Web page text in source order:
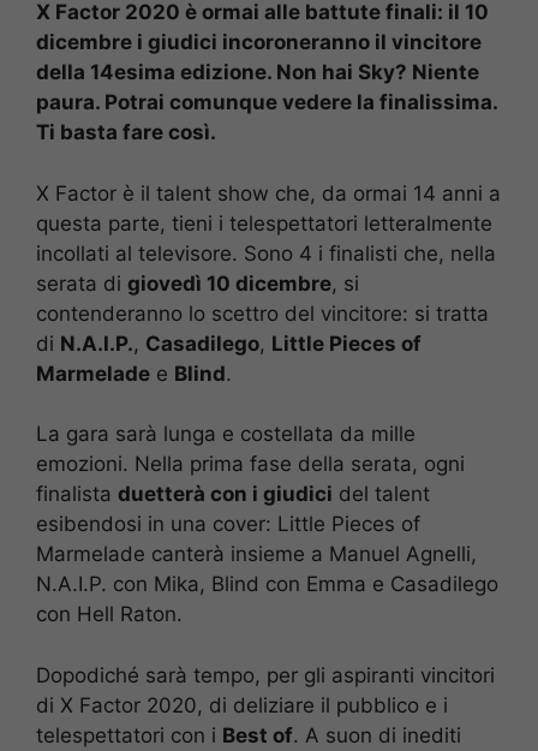
X Factor 2020 è ormai alle battute finali: il 10
dicembre i giudici incoroneranno il vincitore
della 14esima edizione. Non hai Sky? Niente
paura. Potrai comunque vedere la finalissima.
Ti basta fare così.
X Factor è il talent show che, da ormai 14 anni a
questa parte, tieni i telespettatori letteralmente
incollati al televisore. Sono 4 i finalisti che, nella
serata di giovedì 10 dicembre, si
contenderanno lo scettro del vincitore: si tratta
di N.A.I.P., Casadilego, Little Pieces of
Marmelade e Blind.
La gara sarà lunga e costellata da mille
emozioni. Nella prima fase della serata, ogni
finalista duetterà con i giudici del talent
esibendosi in una cover: Little Pieces of
Marmelade canterà insieme a Manuel Agnelli,
N.A.I.P. con Mika, Blind con Emma e Casadilego
con Hell Raton.
Dopodiché sarà tempo, per gli aspiranti vincitori
di X Factor 2020, di deliziare il pubblico e i
telespettatori con i Best of. A suon di inediti